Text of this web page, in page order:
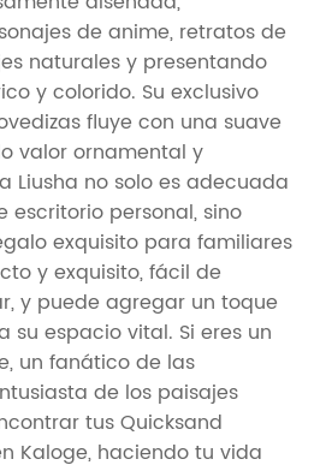
de anime, retratos de
naturales y presentando
y colorido. Su exclusivo
fluye con una suave
valor ornamental y
Liusha no solo es adecuada
personal, sino
exquisito para familiares
y exquisito, fácil de
y puede agregar un toque
espacio vital. Si eres un
un fanático de las
de los paisajes
tus Quicksand
Kaloge, haciendo tu vida